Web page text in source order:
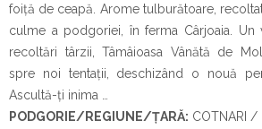
foiță de ceapă. Arome tulburătoare,
culme a podgoriei, în ferma Cârjoaia. Un
recoltări târzii, Tâmâioasa Vânătă de
spre noi tentații, deschizând o nouă
Ascultă-ți inima …
PODGORIE/REGIUNE/ȚARĂ: COTNARI